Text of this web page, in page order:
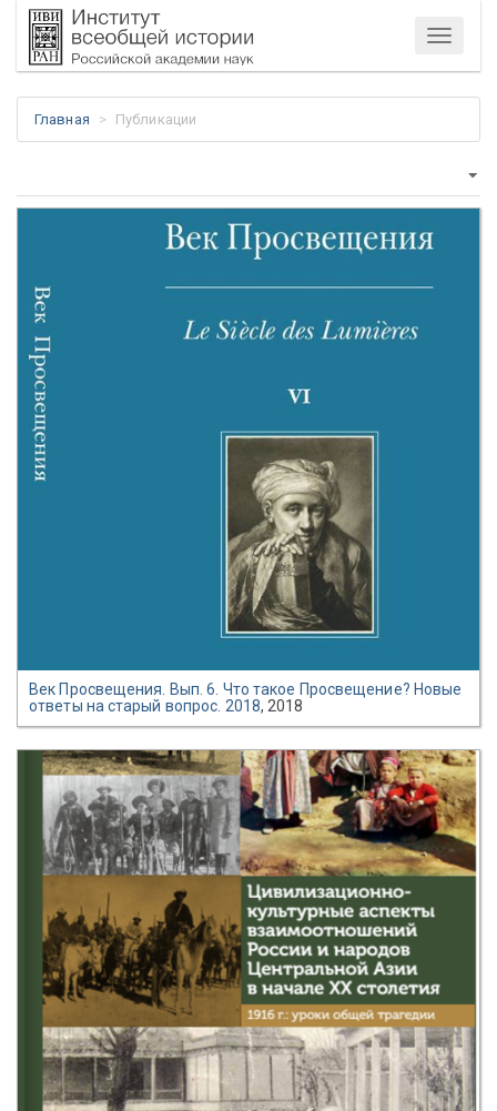
Меню
Главная Публикации
Век Просвещения. Вып. 6. Что такое Просвещение? Новые
ответы на старый вопрос. 2018, 2018